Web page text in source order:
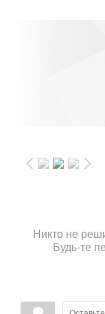
Никто не
Будь-те